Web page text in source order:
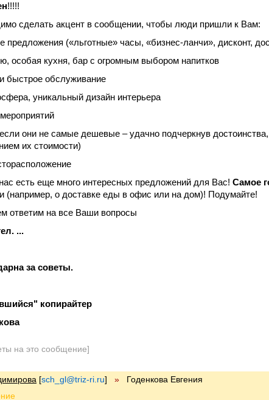
!!!!!
сделать акцент в сообщении, чтобы люди пришли к Вам:
предложения («льготные» часы, «бизнес-ланчи», дисконт,
особая кухня, бар с огромным выбором напитков
быстрое обслуживание
уникальный дизайн интерьера
они не самые дешевые – удачно подчеркнув достоинства,
их стоимости)
есть еще много интересных предложений для Вас! Самое
(например, о доставке еды в офис или на дом)! Подумайте!
ответим на все Ваши вопросы
...
за советы.
копирайтер
на это сообщение]
[sch_gl@triz-ri.ru] » Годенкова Евгения